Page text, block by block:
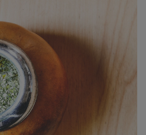
la yerba mate ?
en plus de personnes,
sa saveur unique et son
vous commencez votre
vous pouvez avoir
est un rituel compliqué,